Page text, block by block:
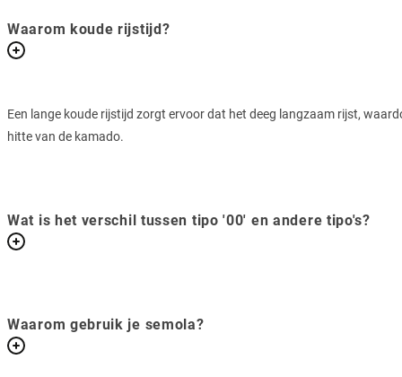
Waarom koude rijstijd?
Een lange koude rijstijd zorgt ervoor dat het deeg langzaam rijst,
hitte van de kamado.
Wat is het verschil tussen tipo '00' en andere tipo's?
Waarom gebruik je semola?